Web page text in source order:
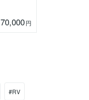
70,000円
#RV